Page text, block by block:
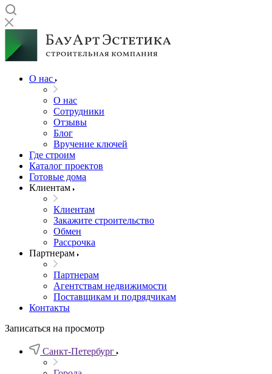
О нас
О нас
Сотрудники
Отзывы
Блог
Вручение ключей
Где строим
Каталог проектов
Готовые дома
Клиентам
Клиентам
Закажите строительство
Обмен
Рассрочка
Партнерам
Партнерам
Агентствам недвижимости
Поставщикам и подрядчикам
Контакты
Записаться на просмотр
Санкт-Петербург